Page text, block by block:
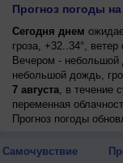
Прогноз погоды
Сегодня днем
гроза, +32..34°,
Вечером - небольшой
небольшой дождь,
7 августа, в течение
переменная
днем +32..34°, ветер
днем +32..34°, ветер
Прогноз погоды
Самочувствие